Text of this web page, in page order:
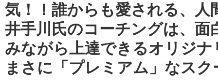
気！！誰からも愛される、人
井手川氏のコーチングは、面
みながら上達できるオリジ
まさに「プレミアム」なス